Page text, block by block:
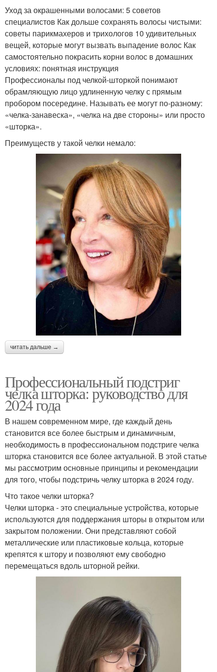
Уход за окрашенными волосами: 5 советов
специалистов Как дольше сохранять волосы чистыми:
советы парикмахеров и трихологов 10 удивительных
вещей, которые могут вызвать выпадение волос Как
самостоятельно покрасить корни волос в домашних
условиях: понятная инструкция
Профессионалы под челкой-шторкой понимают
обрамляющую лицо удлиненную челку с прямым
пробором посередине. Называть ее могут по-разному:
«челка-занавеска», «челка на две стороны» или просто
«шторка».
Преимуществ у такой челки немало:
читать дальше →
Профессиональный подстриг
челка шторка: руководство для
2024 года
В нашем современном мире, где каждый день
становится все более быстрым и динамичным,
необходимость в профессиональном подстриге челка
шторка становится все более актуальной. В этой статье
мы рассмотрим основные принципы и рекомендации
для того, чтобы подстричь челку шторка в 2024 году.
Что такое челки шторка?
Челки шторка - это специальные устройства, которые
используются для поддержания шторы в открытом или
закрытом положении. Они представляют собой
металлические или пластиковые кольца, которые
крепятся к штору и позволяют ему свободно
перемещаться вдоль шторной рейки.